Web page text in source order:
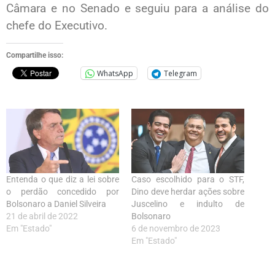
Câmara e no Senado e seguiu para a análise do
chefe do Executivo.
Compartilhe isso:
WhatsApp Telegram
Entenda o que diz a lei sobre
o perdão concedido por
Bolsonaro a Daniel Silveira
21 de abril de 2022
Em "Estado"
Caso escolhido para o STF,
Dino deve herdar ações sobre
Juscelino e indulto de
Bolsonaro
6 de novembro de 2023
Em "Estado"